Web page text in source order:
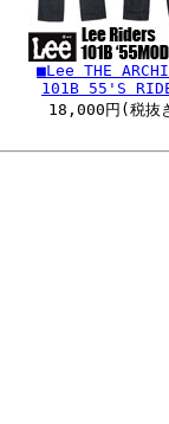
■Lee THE
101B 55'S
18,000円(税抜